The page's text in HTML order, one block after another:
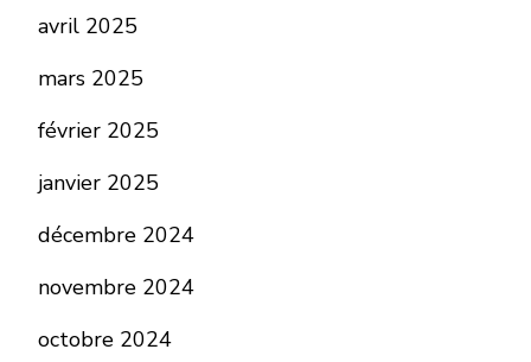
avril 2025
mars 2025
février 2025
janvier 2025
décembre 2024
novembre 2024
octobre 2024